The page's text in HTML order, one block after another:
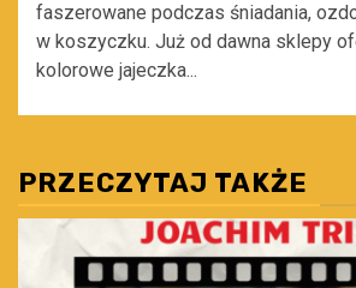
faszerowane podczas śniadania,
w koszyczku. Już od dawna sklepy
kolorowe jajeczka...
PRZECZYTAJ TAKŻE